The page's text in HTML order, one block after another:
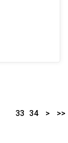
33 34 > >>